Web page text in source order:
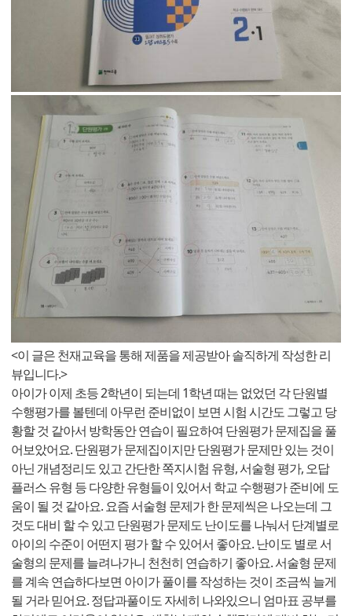
<이 글은 천재교육을 통해 제품을 제공받아 솔직하게 작성한 리
뷰입니다.>
아이가 이제 초등 2학년이 되는데 1학년 때는 없었던 각 단원별
수행평가를 볼텐데 아무런 준비없이 보면 시험 시간도 그렇고 당
황할 것 같아서 방학동안 연습이 필요하여 단원평가 문제집을 풀
어보았어요. 단원평가 문제집이지만 단원평가 문제만 있는 것이
아닌 개념정리도 있고 간단한 쪽지시험 유형, 서술형 평가, 오답
플러스 유형 등 다양한 유형들이 있어서 학교 수행평가 준비에 도
움이 될 것 같아요. 요즘 서술형 문제가 한 문제씩은 나오는데 그
것도 대비 할 수 있고 단원평가 문제도 난이도를 나눠서 단계별로
아이의 수준이 어떤지 평가 할 수 있어서 좋아요. 난이도 별로 서
술형의 문제를 늘려나가니 천천히 연습하기 좋아요. 서술형 문제
를 계속 연습하다보면 아이가 풀이를 작성하는 것이 조금씩 늘게
될 거라 믿어요. 정답과풀이도 자세히 나와있으니 엄마표 공부를